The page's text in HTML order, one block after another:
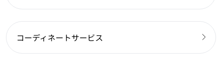
コーディネートサービス